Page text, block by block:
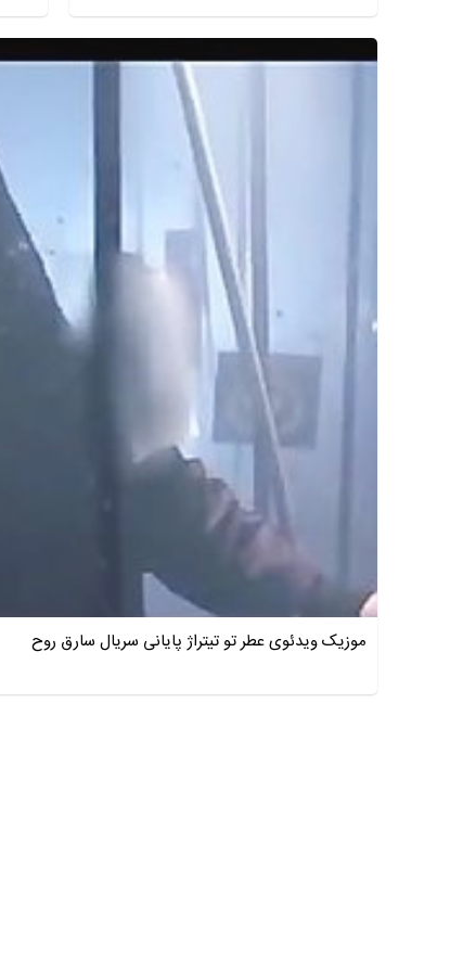
موزیک ویدئوی عطر تو تیتراژ پایانی سریال سارق روح